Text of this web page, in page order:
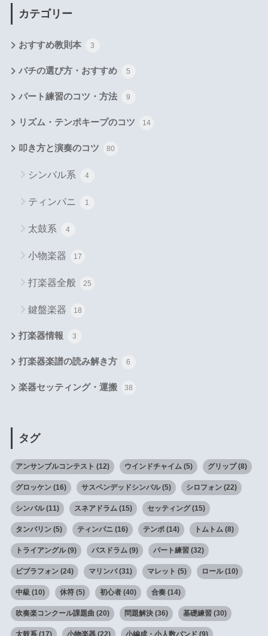
カテゴリー
おすすめ教則本 3
バチの選び方・おすすめ 5
パート練習のコツ・方法 9
リズム・テンポキープのコツ 14
叩き方と演奏のコツ 80
シンバル系 4
ティンパニ 1
太鼓系 4
小物楽器 17
打楽器全般 25
鍵盤楽器 18
打楽器情報 3
打楽器楽譜の読み解き方 6
楽器セッティング・運搬 38
タグ
アンサンブルコンテスト (12) ウインドチャイム(5) グリップ(8)
グロッケン(16) サスペンデッドシンバル(5) シロフォン(22)
シンバル(11) スネアドラム(15) セッティング(15)
タンバリン(5) ティンパニ(16) テンポ(14) トムトム(8)
トライアングル(9) バスドラム(9) パート練習(32)
ビブラフォン(24) マリンバ(31) マレット (5) ロール(10)
中級 (10) 休符(5) 初心者(40) 合奏(14)
吹奏楽コンクール課題曲 (20) 問題解決(36) 基礎練習(30)
太鼓系(17) 小物楽器(22) 小編成・小人数バンド (9)